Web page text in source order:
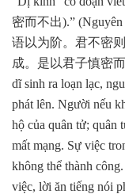
密而不出).”
语以为阶。君不密
成。是以君子慎密
dĩ sinh ra loạn lạc,
phát lên. Người nếu
hộ của quân tử; quân
mất mạng. Sự việc
không thể thành
việc, lời ăn tiếng nói